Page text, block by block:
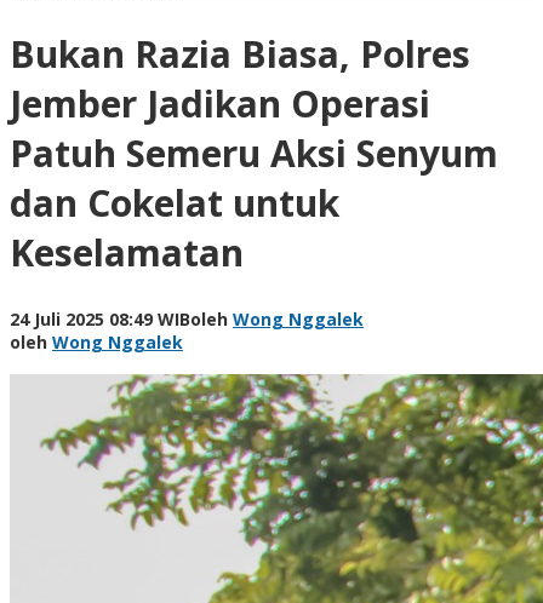
Bukan Razia Biasa, Polres
Jember Jadikan Operasi
Patuh Semeru Aksi Senyum
dan Cokelat untuk
Keselamatan
24 Juli 2025 08:49 WIBoleh Wong Nggalek
oleh Wong Nggalek